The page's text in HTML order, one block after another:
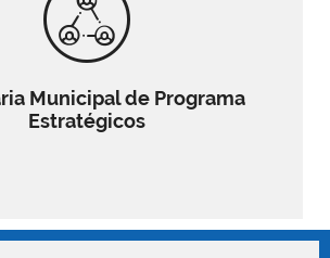
Municipal de Programa
Estratégicos